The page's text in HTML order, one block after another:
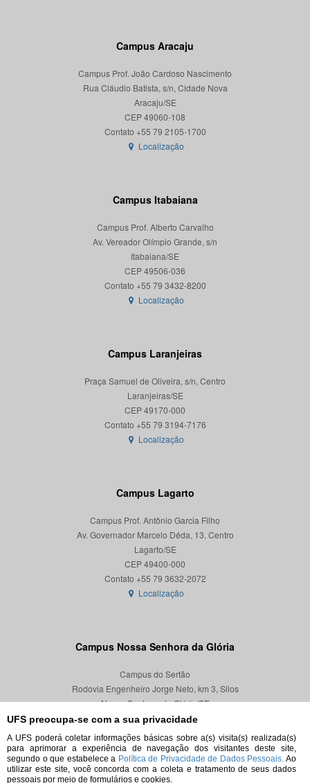
UFS preocupa-se com a sua privacidade
A UFS poderá coletar informações básicas sobre a(s) visita(s) realizada(s)
para aprimorar a experiência de navegação dos visitantes deste site,
segundo o que estabelece a Política de Privacidade de Dados Pessoais. Ao
utilizar este site, você concorda com a coleta e tratamento de seus dados
pessoais por meio de formulários e cookies.
Campus Aracaju
Campus Prof. João Cardoso Nascimento
Rua Cláudio Batista, s/n, Cidade Nova
Aracaju/SE
CEP 49060-108
Localização
Campus Itabaiana
Campus Prof. Alberto Carvalho
Av. Vereador Olímpio Grande, s/n
Itabaiana/SE
CEP 49506-036
Localização
Campus Laranjeiras
Praça Samuel de Oliveira, s/n, Centro
Laranjeiras/SE
CEP 49170-000
Localização
Campus Lagarto
Campus Prof. Antônio Garcia Filho
Av. Governador Marcelo Déda, 13, Centro
Lagarto/SE
CEP 49400-000
Localização
Campus Nossa Senhora da Glória
Campus do Sertão
Rodovia Engenheiro Jorge Neto, km 3, Silos
Nossa Senhora da Glória/SE
CEP 49680-000
Localização